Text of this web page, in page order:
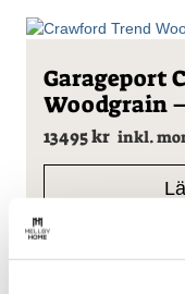
Garageport
Woodgrain
13495kr inkl.